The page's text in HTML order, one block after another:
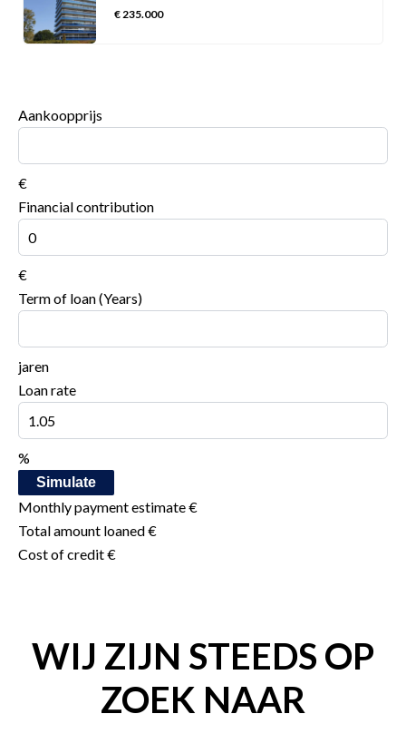
€ 235.000
Aankoopprijs
€
Financial contribution
€
Term of loan (Years)
jaren
Loan rate
%
Simulate
Monthly payment estimate€
Total amount loaned€
Cost of credit€
WIJ ZIJN STEEDS OP
ZOEK NAAR